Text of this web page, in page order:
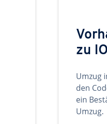
zu
Umzug
den
ein
Umzug.